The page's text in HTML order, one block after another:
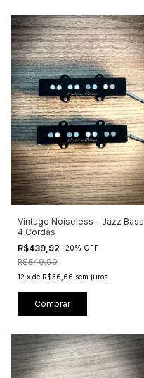
Vintage Noiseless - Jazz Bass
4 Cordas
R$439,92 -20% OFF
R$549,90
12 x de R$36,66 sem juros
Comprar